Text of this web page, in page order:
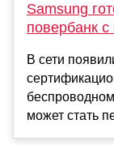
Samsung
повербанк
В сети
может стать